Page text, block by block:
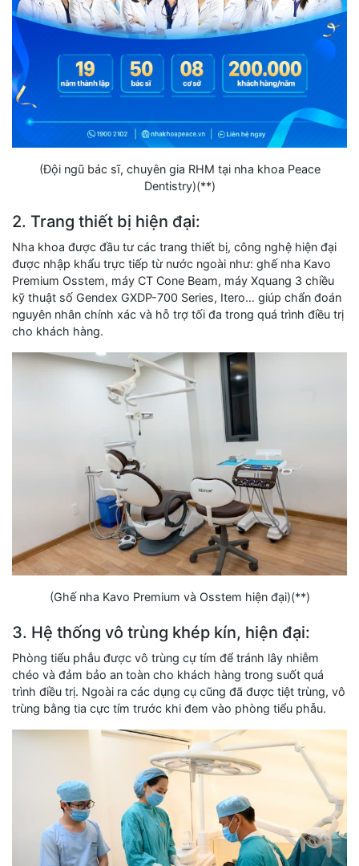
(Đội ngũ bác sĩ, chuyên gia RHM tại nha khoa Peace
Dentistry)(**)
2. Trang thiết bị hiện đại:
Nha khoa được đầu tư các trang thiết bị, công nghệ hiện đại
được nhập khẩu trực tiếp từ nước ngoài như: ghế nha Kavo
Premium Osstem, máy CT Cone Beam, máy Xquang 3 chiều
kỹ thuật số Gendex GXDP-700 Series, Itero… giúp chẩn đoán
nguyên nhân chính xác và hỗ trợ tối đa trong quá trình điều trị
cho khách hàng.
(Ghế nha Kavo Premium và Osstem hiện đại)(**)
3. Hệ thống vô trùng khép kín, hiện đại:
Phòng tiểu phẫu được vô trùng cự tím để tránh lây nhiễm
chéo và đảm bảo an toàn cho khách hàng trong suốt quá
trình điều trị. Ngoài ra các dụng cụ cũng đã được tiệt trùng, vô
trùng bằng tia cực tím trước khi đem vào phòng tiểu phẫu.